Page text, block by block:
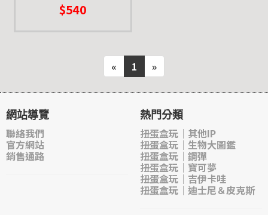
哥吉拉
$540
« 1 »
網站導覽
聯絡我們
官方網站
銷售通路
熱門分類
扭蛋盒玩｜其他IP
扭蛋盒玩｜生物大圖鑑
扭蛋盒玩｜鋼彈
扭蛋盒玩｜寶可夢
扭蛋盒玩｜吉伊卡哇
扭蛋盒玩｜迪士尼＆皮克斯